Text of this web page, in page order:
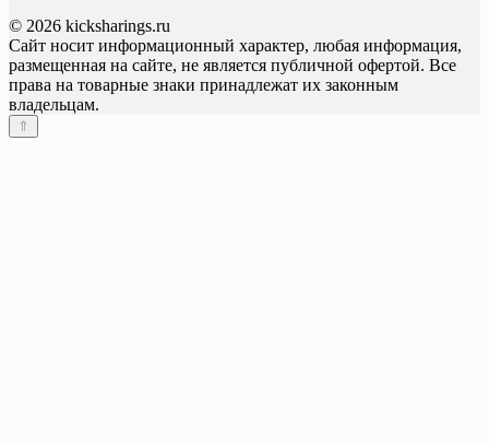
© 2026 kicksharings.ru
Сайт носит информационный характер, любая информация,
размещенная на сайте, не является публичной офертой. Все
права на товарные знаки принадлежат их законным
владельцам.